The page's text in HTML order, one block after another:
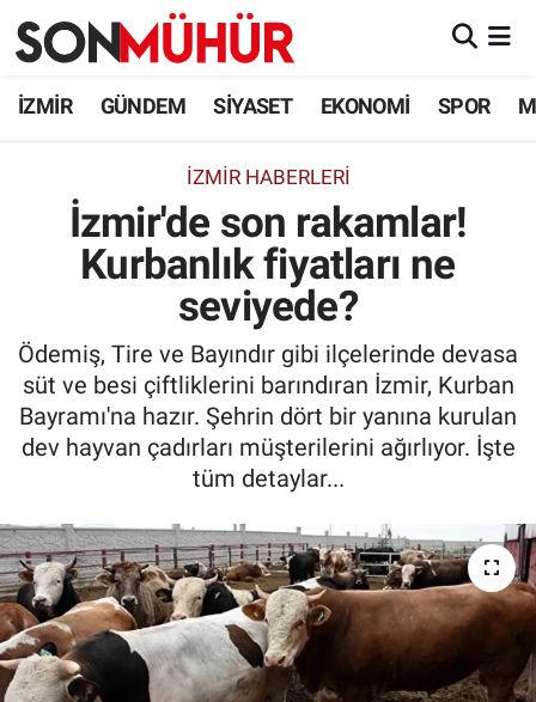
İZMİR GÜNDEM SİYASET EKONOMİ SPOR
İZMIR HABERLERI
İzmir'de son rakamlar!
Kurbanlık fiyatları ne
seviyede?
Ödemiş, Tire ve Bayındır gibi ilçelerinde devasa
süt ve besi çiftliklerini barındıran İzmir, Kurban
Bayramı'na hazır. Şehrin dört bir yanına kurulan
dev hayvan çadırları müşterilerini ağırlıyor. İşte
tüm detaylar...
İzmir Nöbetçi Eczaneler
İzmir Namaz Vakitleri
İzmir Trafik Yoğunluk Haritası
Süper Lig Puan Durumu ve Fikstür
Tüm Manşetler
Son Dakika Haberleri
Haber Arşivi